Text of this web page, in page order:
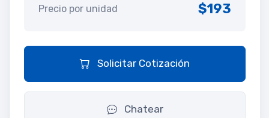
Precio por unidad $193
Solicitar Cotización
Chatear